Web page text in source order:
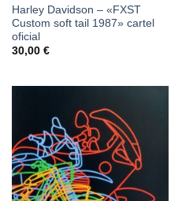
Harley Davidson – «FXST
Custom soft tail 1987» cartel
oficial
30,00 €